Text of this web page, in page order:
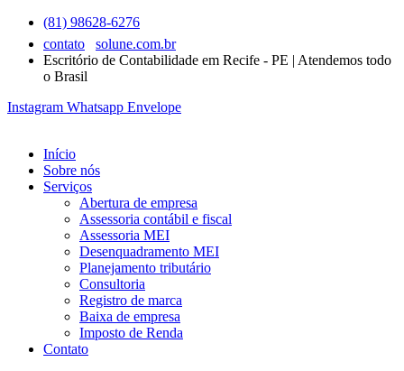
conteúdo
(81) 98628-6276
contato
solune.com.br
Escritório de Contabilidade em Recife - PE | Atendemos todo
o Brasil
Instagram Whatsapp Envelope
Início
Sobre nós
Serviços
Abertura de empresa
Assessoria contábil e fiscal
Assessoria MEI
Desenquadramento MEI
Planejamento tributário
Consultoria
Registro de marca
Baixa de empresa
Imposto de Renda
Contato